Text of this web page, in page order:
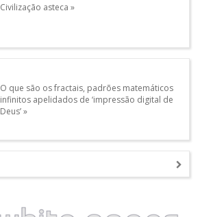
Civilização asteca
O que são os fractais, padrões matemáticos
infinitos apelidados de ‘impressão digital de
Deus’